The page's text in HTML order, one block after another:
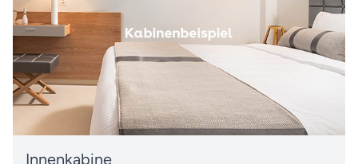
Innenkabine